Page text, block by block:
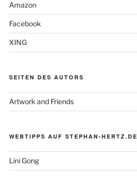
Amazon
Facebook
XING
SEITEN DES AUTORS
Artwork and Friends
WEBTIPPS AUF STEPHAN-HERTZ.DE
Lini Gong